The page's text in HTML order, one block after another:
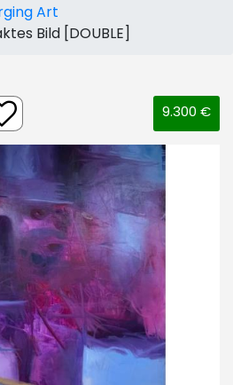
Art
Bild [DOUBLE]
9.300 €